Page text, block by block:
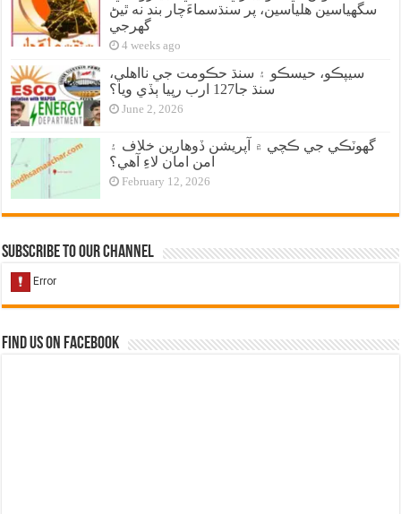
سگهياسين هلياسين، پر سنڌسماءَچار بند نه ٿيڻ
گهرجي
4 weeks ago
سيپڪو، حيسڪو ۽ سنڌ حڪومت جي نااهلي،
سنڌ جا127 ارب رپيا ٻڏي ويا؟
June 2, 2026
گهوٽڪي جي ڪچي ۾ آپريشن ڏوهارين خلاف ۽
امن امان لاءِ آهي؟
February 12, 2026
Subscribe to our Channel
Find us on Facebook